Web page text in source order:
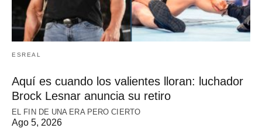
ESREAL
Aquí es cuando los valientes lloran: luchador
Brock Lesnar anuncia su retiro
EL FIN DE UNA ERA PERO CIERTO
Ago 5, 2026